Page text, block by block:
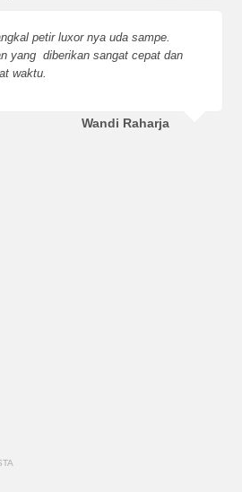
petir luxor nya uda sampe.
yang diberikan sangat cepat dan
waktu.
Wandi Raharja